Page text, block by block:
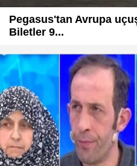
Pegasus'tan Avrupa
Biletler 9...